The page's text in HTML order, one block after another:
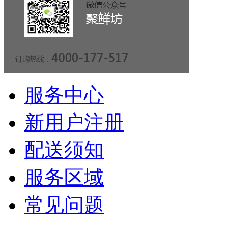
服务中心
新用户注册
配送须知
服务区域
常见问题